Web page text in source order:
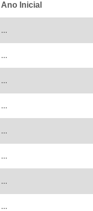
Ano Inicial
...
...
...
...
...
...
...
...